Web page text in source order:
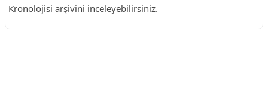
Kronolojisi arşivini inceleyebilirsiniz.